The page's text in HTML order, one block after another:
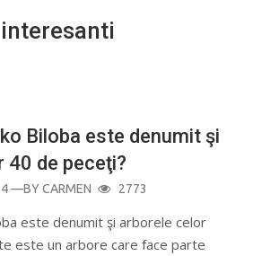
Biloba este denumit şi
40 de peceţi?
—BYCARMEN 2773
este denumit şi arborele celor
este un arbore care face parte